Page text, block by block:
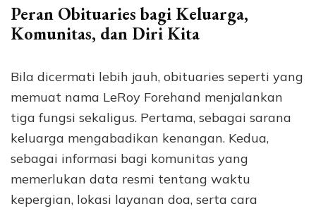
Peran Obituaries bagi Keluarga,
Komunitas, dan Diri Kita
Bila dicermati lebih jauh, obituaries seperti yang
memuat nama LeRoy Forehand menjalankan
tiga fungsi sekaligus. Pertama, sebagai sarana
keluarga mengabadikan kenangan. Kedua,
sebagai informasi bagi komunitas yang
memerlukan data resmi tentang waktu
kepergian, lokasi layanan doa, serta cara